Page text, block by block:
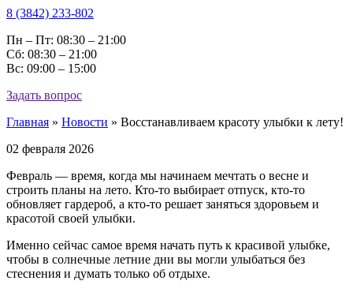
8 (3842) 233-802
Пн – Пт: 08:30 – 21:00
Cб: 08:30 – 21:00
Вс: 09:00 – 15:00
Задать вопрос
Главная » Новости » Восстанавливаем красоту улыбки к лету!
02 февраля 2026
Февраль — время, когда мы начинаем мечтать о весне и
строить планы на лето. Кто-то выбирает отпуск, кто-то
обновляет гардероб, а кто-то решает заняться здоровьем и
красотой своей улыбки.
Именно сейчас самое время начать путь к красивой улыбке,
чтобы в солнечные летние дни вы могли улыбаться без
стеснения и думать только об отдыхе.